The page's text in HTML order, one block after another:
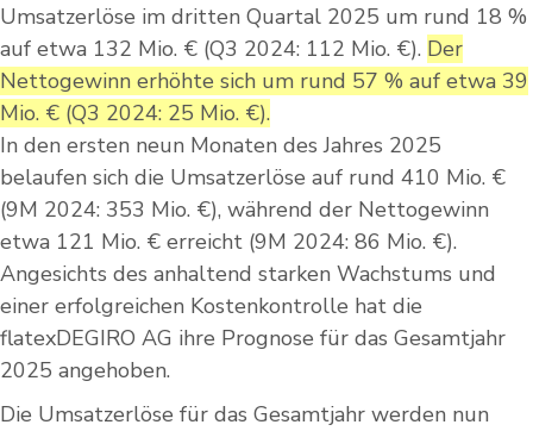
Umsatzerlöse im dritten Quartal 2025 um rund 18 %
auf etwa 132 Mio. € (Q3 2024: 112 Mio. €). Der
Nettogewinn erhöhte sich um rund 57 % auf etwa 39
Mio. € (Q3 2024: 25 Mio. €).
In den ersten neun Monaten des Jahres 2025
belaufen sich die Umsatzerlöse auf rund 410 Mio. €
(9M 2024: 353 Mio. €), während der Nettogewinn
etwa 121 Mio. € erreicht (9M 2024: 86 Mio. €).
Angesichts des anhaltend starken Wachstums und
einer erfolgreichen Kostenkontrolle hat die
flatexDEGIRO AG ihre Prognose für das Gesamtjahr
2025 angehoben.
Die Umsatzerlöse für das Gesamtjahr werden nun